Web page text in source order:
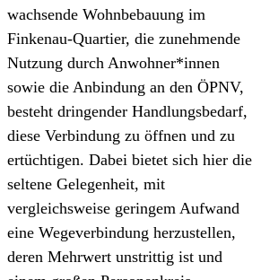
wachsende Wohnbebauung im
Finkenau‑Quartier, die zunehmende
Nutzung durch Anwohner*innen
sowie die Anbindung an den ÖPNV,
besteht dringender Handlungsbedarf,
diese Verbindung zu öffnen und zu
ertüchtigen. Dabei bietet sich hier die
seltene Gelegenheit, mit
vergleichsweise geringem Aufwand
eine Wegeverbindung herzustellen,
deren Mehrwert unstrittig ist und